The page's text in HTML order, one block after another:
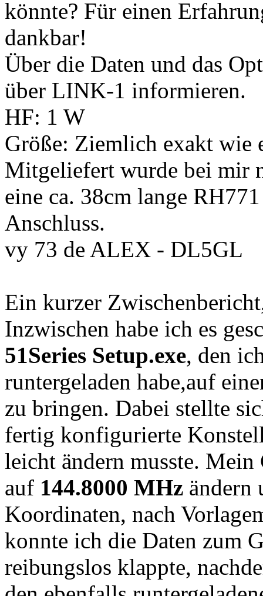
könnte? Für einen
dankbar!
Über die Daten und das
über LINK-1 informieren.
HF: 1 W
Größe: Ziemlich exakt wie
Mitgeliefert wurde bei mir
eine ca. 38cm lange
Anschluss.
vy 73 de ALEX - DL5GL
Ein kurzer
Inzwischen habe ich es
51Series Setup.exe, den
runtergeladen habe,auf
zu bringen. Dabei stellte
fertig konfigurierte
leicht ändern musste.
auf 144.8000 MHz ändern
Koordinaten, nach
konnte ich die Daten zum
reibungslos klappte,